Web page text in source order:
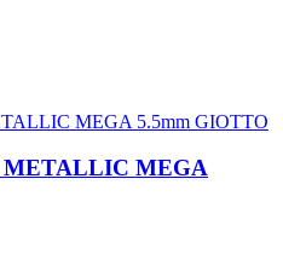
MEGA